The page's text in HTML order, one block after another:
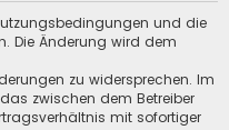
und die
Die Änderung wird dem
zu widersprechen. Im
zwischen dem Betreiber
mit sofortiger